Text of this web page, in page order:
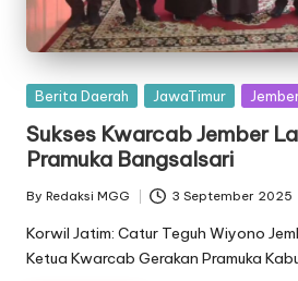
Posted
Berita Daerah JawaTimur
Sukses Kwarcab Jember
Pramuka Bangsalsari
Posted
by
By Redaksi MGG 3 September 2025
Korwil Jatim: Catur Teguh Wiyono
Ketua Kwarcab Gerakan Pramuka